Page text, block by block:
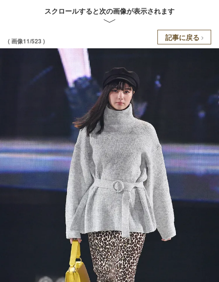
スクロールすると次の画像が表示されます
( 画像11/523 ) 記事に戻る